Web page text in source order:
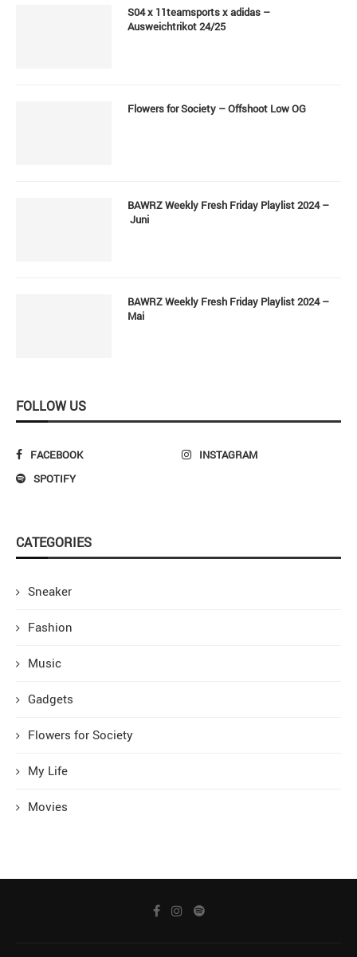
S04 x 11teamsports x adidas –
Ausweichtrikot 24/25
Flowers for Society – Offshoot Low OG
BAWRZ Weekly Fresh Friday Playlist 2024 –
Juni
BAWRZ Weekly Fresh Friday Playlist 2024 –
Mai
FOLLOW US
FACEBOOK
INSTAGRAM
SPOTIFY
CATEGORIES
Sneaker
Fashion
Music
Gadgets
Flowers for Society
My Life
Movies